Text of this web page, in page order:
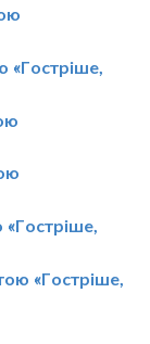
«Гостріше,
«Гостріше,
«Гостріше,